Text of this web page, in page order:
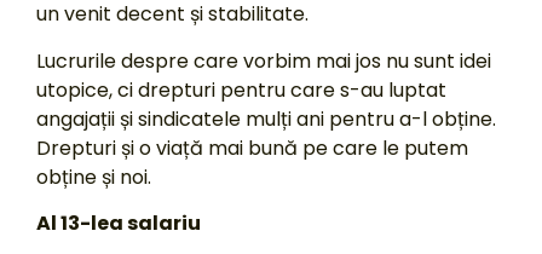
un venit decent și stabilitate.
Lucrurile despre care vorbim mai jos nu sunt idei
utopice, ci drepturi pentru care s-au luptat
angajații și sindicatele mulți ani pentru a-l obține.
Drepturi și o viață mai bună pe care le putem
obține și noi.
Al 13-lea salariu